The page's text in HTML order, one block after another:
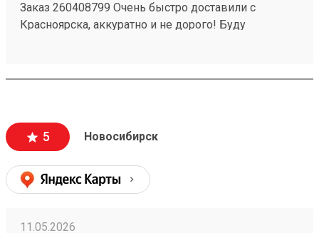
Заказ 260408799 Очень быстро доставили с
Красноярска, аккуратно и не дорого! Буду
5 Новосибирск
11.05.2026